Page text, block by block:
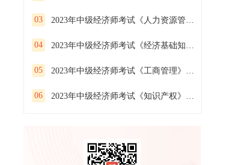
03 2023年中级经济师考试《人力资源管理》预习试卷（三）
04 2023年中级经济师考试《经济基础知识》预习试卷（二）
05 2023年中级经济师考试《工商管理》预习试卷（三）
06 2023年中级经济师考试《知识产权》预习试卷（二）